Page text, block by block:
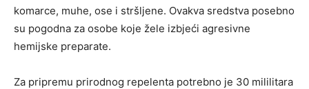
komarce, muhe, ose i stršljene. Ovakva sredstva posebno
su pogodna za osobe koje žele izbjeći agresivne
hemijske preparate.
Za pripremu prirodnog repelenta potrebno je 30 mililitara